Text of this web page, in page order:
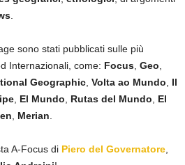
.
sono stati pubblicati sulle più
Internazionali, come: Focus, Geo,
Geographic, Volta ao Mundo, Il
, El Mundo, Rutas del Mundo, El
, Merian.
A-Focus di Piero del Governatore,